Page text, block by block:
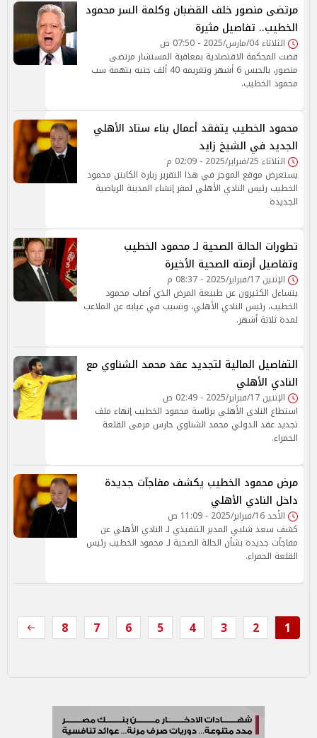
مرتضى منصور خلف القضبان وكلمة السر محمود
الخطيب.. تفاصيل مثيرة
الثلاثاء 04/مارس/2025 - 07:50 ص
قضت المحكمة الاقتصادية بمعاقبة المستشار مرتضى
منصور، بالحبس 6 أشهر وتغريمه 40 ألف جنيه بتهمة سب
محمود الخطيب.
محمود الخطيب يتفقد أعمال بناء ستاد الأهلي
الجديد في الشيخ زايد
الثلاثاء 25/فبراير/2025 - 02:09 م
يستعرض موقع الموجز في هذا التقرير زيارة الكابتن محمود
الخطيب رئيس النادي الأهلي لمقر إنشاء المدينة الرياضية
الجديدة
تطورات الحالة الصحية لـ محمود الخطيب
وتفاصيل أزمته الصحية الأخيرة
الإثنين 17/فبراير/2025 - 08:37 م
يتساءل الكثيرون عن طبيعة المرض الذي أصاب محمود
الخطيب، رئيس النادي الأهلي، وتسبب في غيابه عن الملاعب
لمدة ثلاثة أشهر.
التفاصيل المالية لتجديد عقد محمد الشناوي مع
النادي الأهلي
الإثنين 17/فبراير/2025 - 02:49 ص
استطاع النادي الأهلي برئاسة محمود الخطيب إنهاء ملف
تجديد عقد الدولي محمد الشناوي حارس مرمى القلعة
الحمراء.
مرض محمود الخطيب يكشف مفاجآت جديدة
داخل النادي الأهلي
الأحد 16/فبراير/2025 - 11:09 ص
كشف سعد شلبي المدير التنفيذي لـ النادي الأهلي عن
مفاجأت جديدة بشأن الحالة الصحية لـ محمود الخطيب رئيس
القلعة الحمراء.
1
2
3
4
5
6
7
8